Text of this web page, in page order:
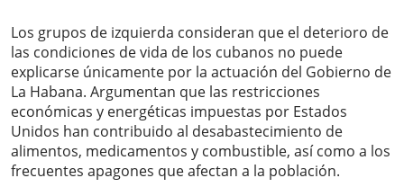
Los grupos de izquierda consideran que el deterioro de
las condiciones de vida de los cubanos no puede
explicarse únicamente por la actuación del Gobierno de
La Habana. Argumentan que las restricciones
económicas y energéticas impuestas por Estados
Unidos han contribuido al desabastecimiento de
alimentos, medicamentos y combustible, así como a los
frecuentes apagones que afectan a la población.